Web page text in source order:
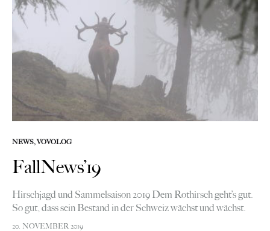
NEWS,VOVOLOG
FallNews’19
Hirschjagd und Sammelsaison 2019 Dem Rothirsch geht’s gut.
So gut, dass sein Bestand in der Schweiz wächst und wächst.
So wandert das majestätische Huftier wieder in Gebiete ein, aus
20. NOVEMBER 2019